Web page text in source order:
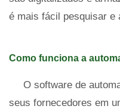
é mais fácil pesquisar e
Como funciona a
O software de
seus fornecedores em